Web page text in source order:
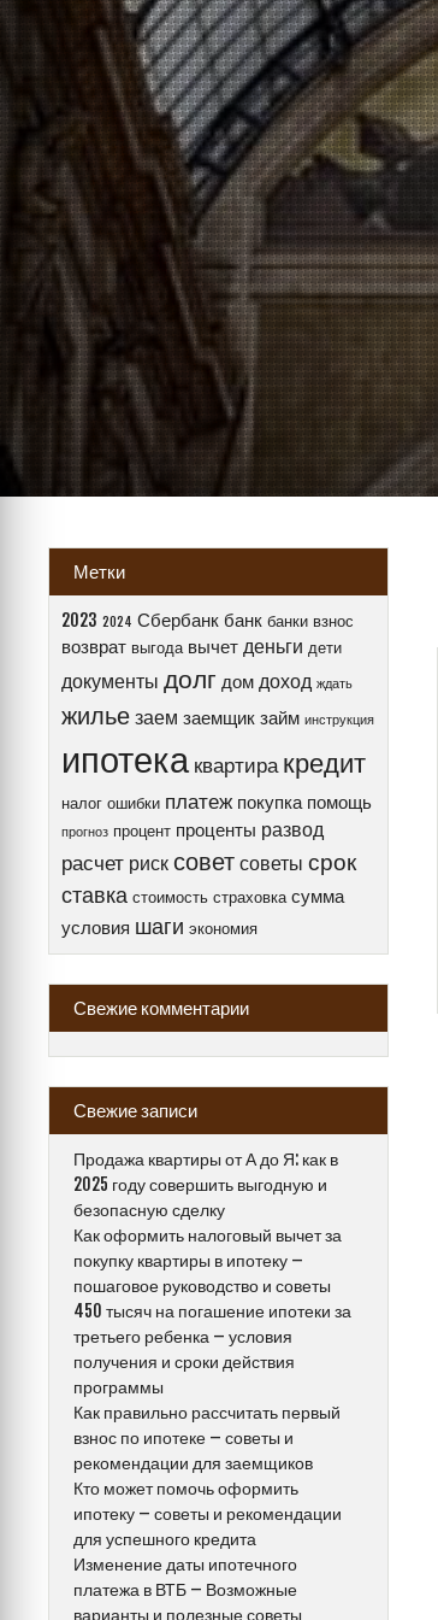
Метки
2023 2024 Сбербанк банк банки взнос
возврат выгода вычет деньги дети
документы долг дом доход ждать
жилье заем заемщик займ инструкция
ипотека квартира кредит
налог ошибки платеж покупка помощь
прогноз процент проценты развод
расчет риск совет советы срок
ставка стоимость страховка сумма
условия шаги экономия
Свежие комментарии
Свежие записи
Продажа квартиры от А до Я: как в
2025 году совершить выгодную и
безопасную сделку
Как оформить налоговый вычет за
покупку квартиры в ипотеку –
пошаговое руководство и советы
450 тысяч на погашение ипотеки за
третьего ребенка – условия
получения и сроки действия
программы
Как правильно рассчитать первый
взнос по ипотеке – советы и
рекомендации для заемщиков
Кто может помочь оформить
ипотеку – советы и рекомендации
для успешного кредита
Изменение даты ипотечного
платежа в ВТБ – Возможные
варианты и полезные советы